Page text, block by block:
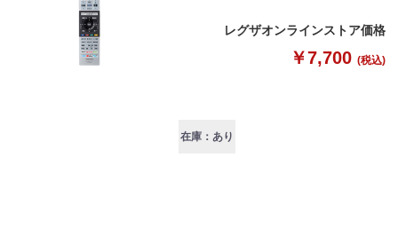
レグザオンラインストア価格
￥7,700 (税込)
在庫：あり